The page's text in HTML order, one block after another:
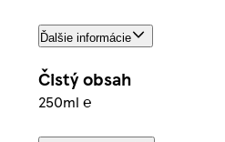
Ďalšie informácie
Čistý obsah
250ml ℮